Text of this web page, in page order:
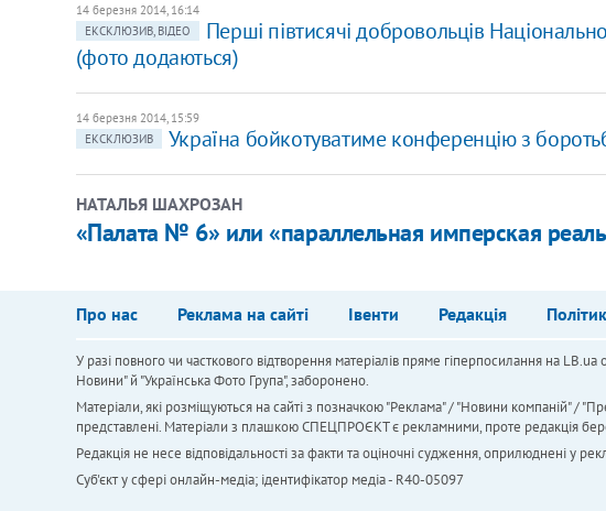
14 березня 2014, 16:14
ЕКСКЛЮЗИВ, ВІДЕО
Перші півтисячі добровольців
(фото додаються)
14 березня 2014, 15:59
ЕКСКЛЮЗИВ
Україна бойкотуватиме конференцію з
НАТАЛЬЯ ШАХРОЗАН
«Палата № 6» или «параллельная имперская
Про нас Реклама на сайті Івенти Редакція
У разі повного чи часткового відтворення матеріалів пряме гіперпосилання на
Новини" й "Українська Фото Група", заборонено.
Матеріали, які розміщуються на сайті з позначкою "Реклама" / "Новини компаній" /
представлені. Матеріали з плашкою СПЕЦПРОЄКТ є рекламними, проте редакція бере
Редакція не несе відповідальності за факти та оціночні судження, оприлюднені у
Cуб'єкт у сфері онлайн-медіа; ідентифікатор медіа - R40-05097